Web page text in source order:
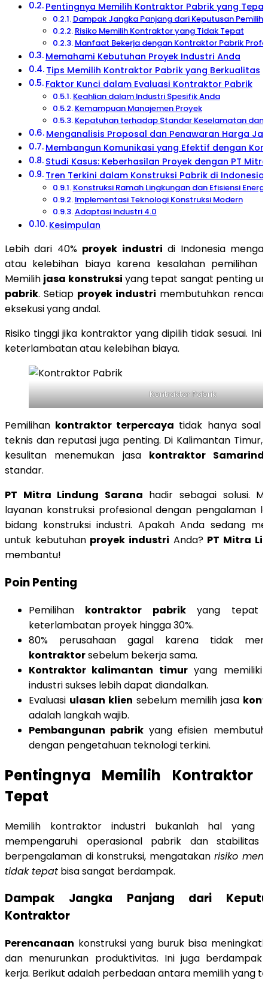
Pentingnya Memilih Kontraktor Pabrik yang Tepat
Dampak Jangka Panjang dari Keputusan
Risiko Memilih Kontraktor yang Tidak Tepat
Manfaat Bekerja dengan Kontraktor Pabrik
Memahami Kebutuhan Proyek Industri Anda
Tips Memilih Kontraktor Pabrik yang Berkualitas
Faktor Kunci dalam Evaluasi Kontraktor Pabrik
Keahlian dalam Industri Spesifik Anda
Kemampuan Manajemen Proyek
Kepatuhan terhadap Standar Keselamatan dan
Menganalisis Proposal dan Penawaran Harga
Membangun Komunikasi yang Efektif dengan
Studi Kasus: Keberhasilan Proyek dengan PT
Tren Terkini dalam Konstruksi Pabrik di Indonesia
Konstruksi Ramah Lingkungan dan Efisiensi Energi
Implementasi Teknologi Konstruksi Modern
Adaptasi Industri 4.0
Kesimpulan
Lebih dari 40% proyek industri di Indonesia
atau kelebihan biaya karena kesalahan pemilihan
Memilih jasa konstruksi yang tepat sangat penting
pabrik. Setiap proyek industri membutuhkan
eksekusi yang andal.
Risiko tinggi jika kontraktor yang dipilih tidak sesuai.
keterlambatan atau kelebihan biaya.
Kontraktor Pabrik
Pemilihan kontraktor terpercaya tidak hanya soal
teknis dan reputasi juga penting. Di Kalimantan
kesulitan menemukan jasa kontraktor
standar.
PT Mitra Lindung Sarana hadir sebagai solusi.
layanan konstruksi profesional dengan pengalaman
bidang konstruksi industri. Apakah Anda sedang
untuk kebutuhan proyek industri Anda? PT Mitra
membantu!
Poin Penting
Pemilihan kontraktor pabrikyang tepat
keterlambatan proyek hingga 30%.
80% perusahaan gagal karena tidak
kontraktorsebelum bekerja sama.
Kontraktor kalimantan timuryang memiliki
industri sukses lebih dapat diandalkan.
Evaluasi ulasan klien sebelum memilih jasa
adalah langkah wajib.
Pembangunan pabrik yang efisien
dengan pengetahuan teknologi terkini.
Pentingnya Memilih Kontraktor
Tepat
Memilih kontraktor industri bukanlah hal yang
mempengaruhi operasional pabrik dan stabilitas
berpengalaman di konstruksi, mengatakan risiko
tidak tepat bisa sangat berdampak.
Dampak Jangka Panjang dari
Kontraktor
Perencanaan konstruksi yang buruk bisa
dan menurunkan produktivitas. Ini juga
kerja. Berikut adalah perbedaan antara memilih yang